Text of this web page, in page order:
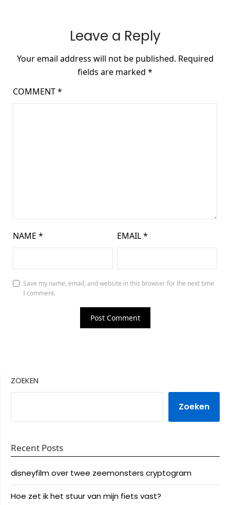
Leave a Reply
Your email address will not be published. Required
fields are marked *
COMMENT*
NAME * EMAIL*
Save my name, email, and website in this browser for the next time
I comment.
ZOEKEN
Zoeken
Recent Posts
disneyfilm over twee zeemonsters cryptogram
Hoe zet ik het stuur van mijn fiets vast?